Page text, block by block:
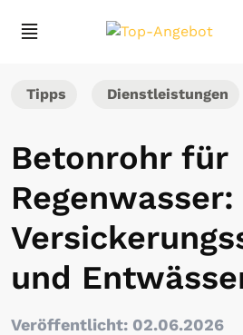
Tipps Dienstleistungen
Betonrohr für
Regenwasser:
und
Veröffentlicht: 02.06.2026